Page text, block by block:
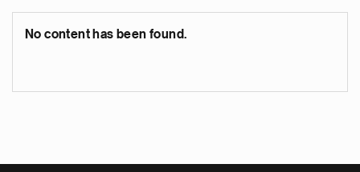
No content has been found.